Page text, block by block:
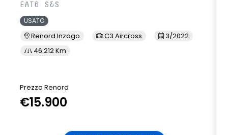
EAT6 S&S
USATO
Renord Inzago C3 Aircross
3/2022
46.212 Km
Prezzo Renord
€15.900